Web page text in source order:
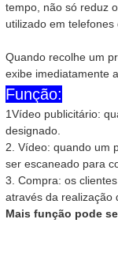
tempo, não só reduz
utilizado em
Quando recolhe um
exibe imediatamente
Função:
1Vídeo publicitário:
designado.
2. Vídeo: quando um
ser escaneado para
3. Compra: os
através da realização
Mais função pode